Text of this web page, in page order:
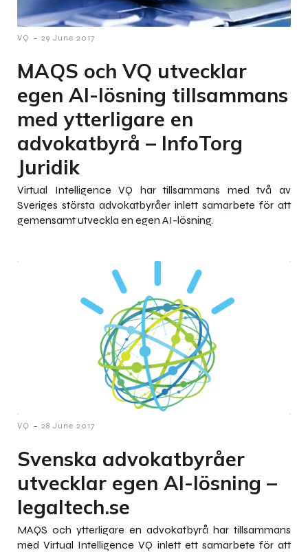
VQ - 29 June 2017
MAQS och VQ utvecklar
egen AI-lösning tillsammans
med ytterligare en
advokatbyrå – InfoTorg
Juridik
Virtual Intelligence VQ har tillsammans med två av
Sveriges största advokatbyråer inlett samarbete för att
gemensamt utveckla en egen AI-lösning.
VQ - 28 June 2017
Svenska advokatbyråer
utvecklar egen AI-lösning –
legaltech.se
MAQS och ytterligare en advokatbyrå har tillsammans
med Virtual Intelligence VQ inlett ett samarbete för att